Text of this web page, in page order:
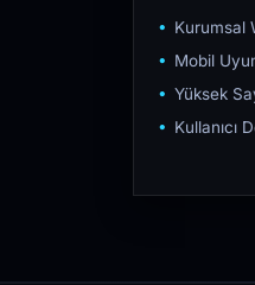
Kurumsal
Mobil
Yüksek
Kullanıcı